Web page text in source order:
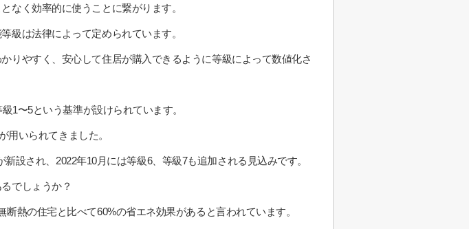
なく効率的に使うことに繋がります。
級は法律によって定められています。
りやすく、安心して住居が購入できるように等級によって数値化さ
1〜5という基準が設けられています。
用いられてきました。
設され、2022年10月には等級6、等級7も追加される見込みです。
でしょうか？
熱の住宅と比べて60%の省エネ効果があると言われています。